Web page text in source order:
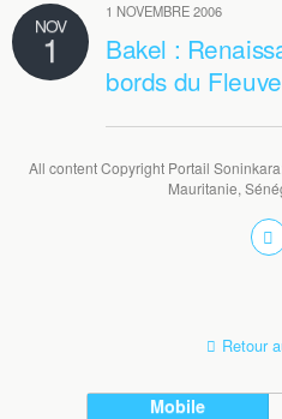
NOV
1
1 NOVEMBRE 2006
Bakel :
bords du
All content Copyright Portail
Mauritanie,
Retour
Mobile